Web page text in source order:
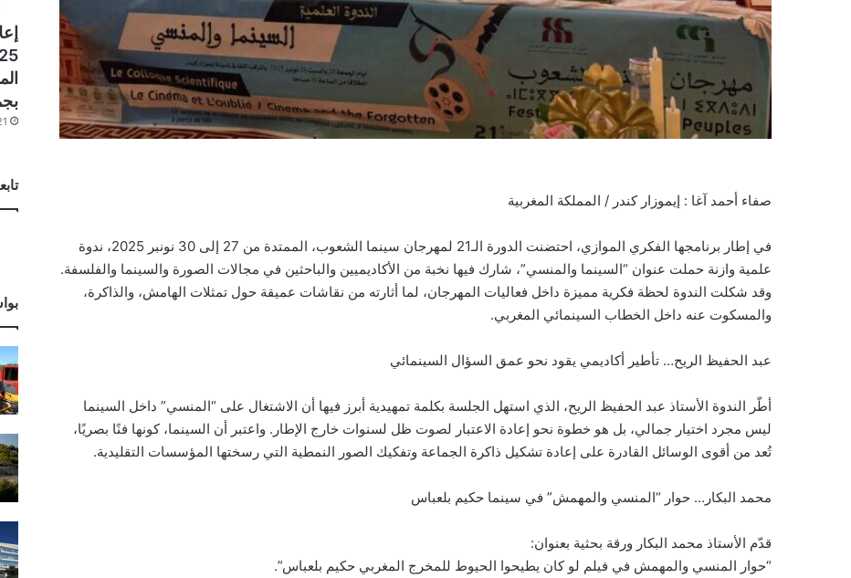
صفاء أحمد آغا : إيموزار كندر / المملكة المغربية
في إطار برنامجها الفكري الموازي، احتضنت الدورة الـ21 لمهرجان سينما الشعوب، الممتدة من 27 إلى 30 نونبر 2025، ندوة
علمية وازنة حملت عنوان “السينما والمنسي”، شارك فيها نخبة من الأكاديميين والباحثين في مجالات الصورة والسينما والفلسفة.
وقد شكلت الندوة لحظة فكرية مميزة داخل فعاليات المهرجان، لما أثارته من نقاشات عميقة حول تمثلات الهامش، والذاكرة،
والمسكوت عنه داخل الخطاب السينمائي المغربي.
عبد الحفيظ الريح… تأطير أكاديمي يقود نحو عمق السؤال السينمائي
أطّر الندوة الأستاذ عبد الحفيظ الريح، الذي استهل الجلسة بكلمة تمهيدية أبرز فيها أن الاشتغال على “المنسي” داخل السينما
ليس مجرد اختيار جمالي، بل هو خطوة نحو إعادة الاعتبار لصوت ظل لسنوات خارج الإطار. واعتبر أن السينما، كونها فنًا بصريًا،
تُعد من أقوى الوسائل القادرة على إعادة تشكيل ذاكرة الجماعة وتفكيك الصور النمطية التي رسختها المؤسسات التقليدية.
محمد البكار… حوار “المنسي والمهمش” في سينما حكيم بلعباس
قدّم الأستاذ محمد البكار ورقة بحثية بعنوان:
“حوار المنسي والمهمش في فيلم لو كان يطيحوا الحيوط للمخرج المغربي حكيم بلعباس”.